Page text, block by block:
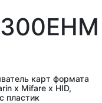
карт формата
х Mifare х HID,
пластик